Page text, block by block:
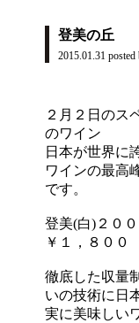
登美の丘
2015.01.31
２月２日のス
のワイン
日本が世界に
ワインの最高
です。
登美(白)２００
￥１，８００
徹底した収量
いの技術に日
実に美味しい